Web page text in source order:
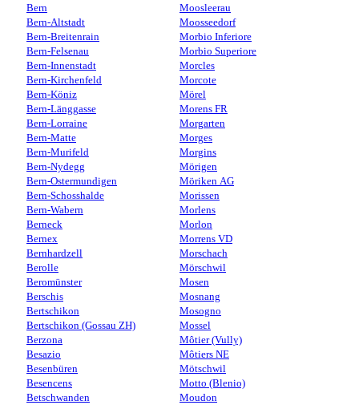
Bern
Bern-Altstadt
Bern-Breitenrain
Bern-Felsenau
Bern-Innenstadt
Bern-Kirchenfeld
Bern-Köniz
Bern-Länggasse
Bern-Lorraine
Bern-Matte
Bern-Murifeld
Bern-Nydegg
Bern-Ostermundigen
Bern-Schosshalde
Bern-Wabern
Berneck
Bernex
Bernhardzell
Berolle
Beromünster
Berschis
Bertschikon
Bertschikon (Gossau ZH)
Berzona
Besazio
Besenbüren
Besencens
Betschwanden
Moosleerau
Moosseedorf
Morbio Inferiore
Morbio Superiore
Morcles
Morcote
Mörel
Morens FR
Morgarten
Morges
Morgins
Mörigen
Möriken AG
Morissen
Morlens
Morlon
Morrens VD
Morschach
Mörschwil
Mosen
Mosnang
Mosogno
Mossel
Môtier (Vully)
Môtiers NE
Mötschwil
Motto (Blenio)
Moudon